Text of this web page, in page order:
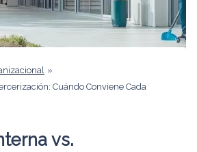
Cuándo Conviene Cada
vs.